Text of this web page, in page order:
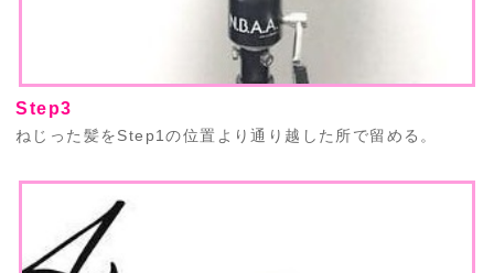
Step3
ねじった髪をStep1の位置より通り越した所で留める。